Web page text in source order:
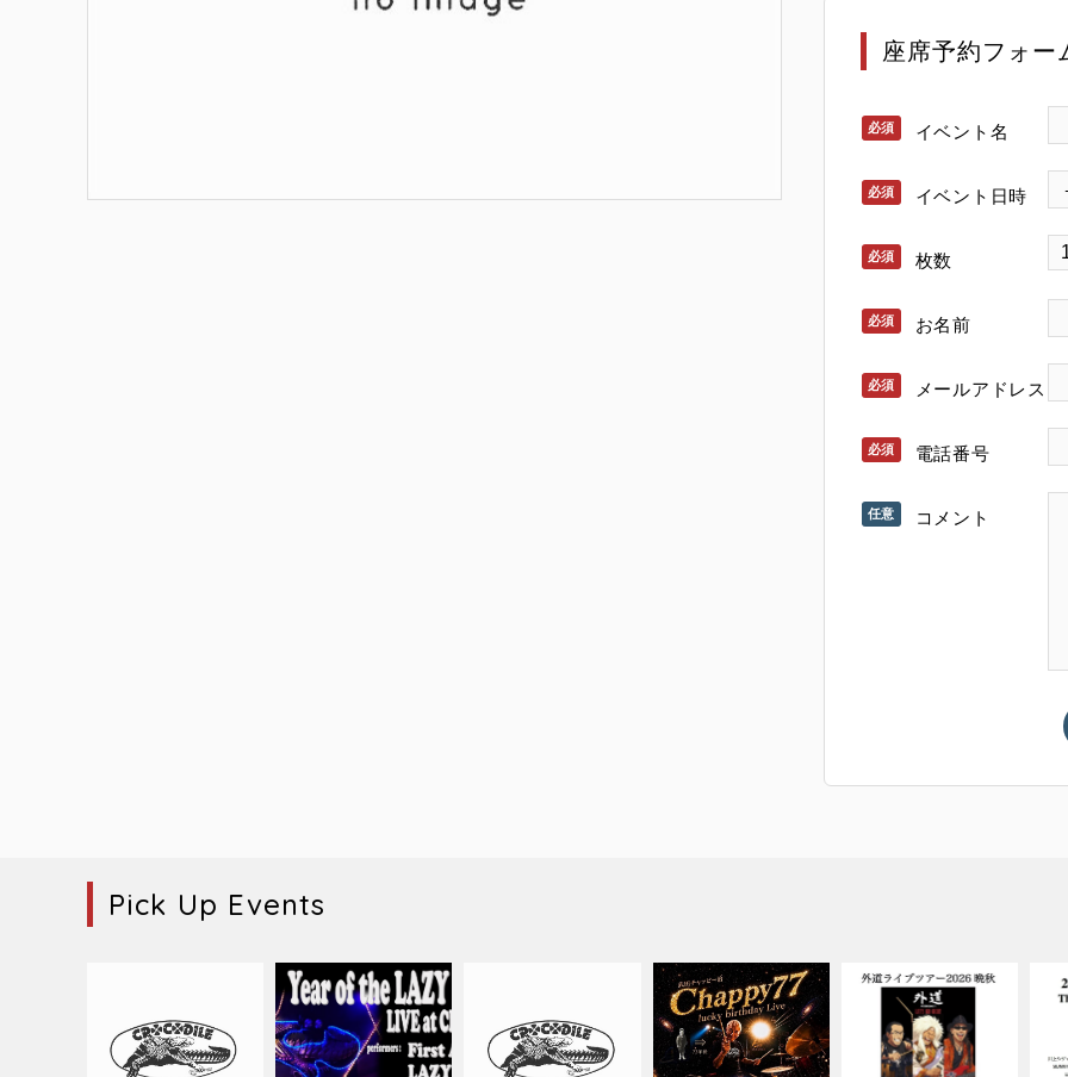
座席予約フォー
イベント名
イベント日時
枚数
お名前
メールアドレス
電話番号
コメント
Pick Up Events